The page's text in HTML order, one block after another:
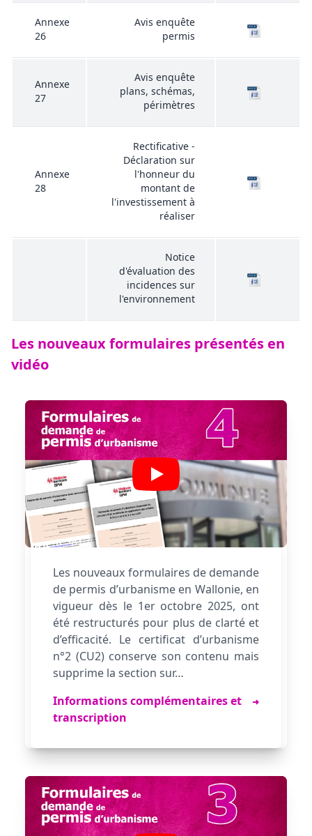
Annexe
26
Avis enquête
permis
Annexe
27
Avis enquête
plans, schémas,
périmètres
Annexe
28
Rectificative -
Déclaration sur
l'honneur du
montant de
l'investissement à
réaliser
Notice
d'évaluation des
incidences sur
l'environnement
Les nouveaux formulaires présentés en
vidéo
Les nouveaux formulaires de demande
de permis d’urbanisme en Wallonie, en
vigueur dès le 1er octobre 2025, ont
été restructurés pour plus de clarté et
d’efficacité. Le certificat d’urbanisme
n°2 (CU2) conserve son contenu mais
supprime la section sur…
Informations complémentaires et
transcription
➜
Flèche indiquant plus d'informations